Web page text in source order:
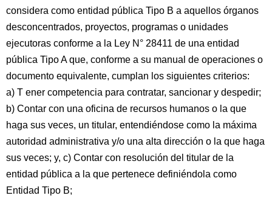
considera como entidad pública Tipo B a aquellos órganos
desconcentrados, proyectos, programas o unidades
ejecutoras conforme a la Ley N° 28411 de una entidad
pública Tipo A que, conforme a su manual de operaciones o
documento equivalente, cumplan los siguientes criterios:
a) T ener competencia para contratar, sancionar y despedir;
b) Contar con una oficina de recursos humanos o la que
haga sus veces, un titular, entendiéndose como la máxima
autoridad administrativa y/o una alta dirección o la que haga
sus veces; y, c) Contar con resolución del titular de la
entidad pública a la que pertenece definiéndola como
Entidad Tipo B;